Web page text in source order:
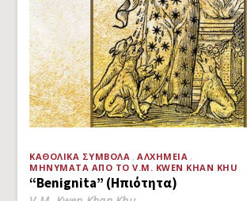
ΚΑΘΟΛΙΚΆ ΣΎΜΒΟΛΑ
ΑΛΧΗΜΕΊΑ
ΜΗΝΎΜΑΤΑ ΑΠΌ ΤΟ V.M. KWEN KHAN KHU
“Benignita” (Ηπιότητα)